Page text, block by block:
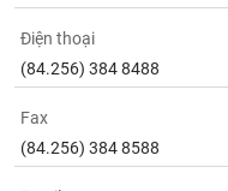
Điện thoại
(84.256) 384 8488
Fax
(84.256) 384 8588